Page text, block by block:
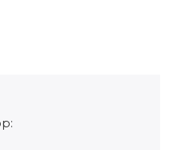
15 Km van
15 km van
meer, wandelen, vijver,
park, restaurants,